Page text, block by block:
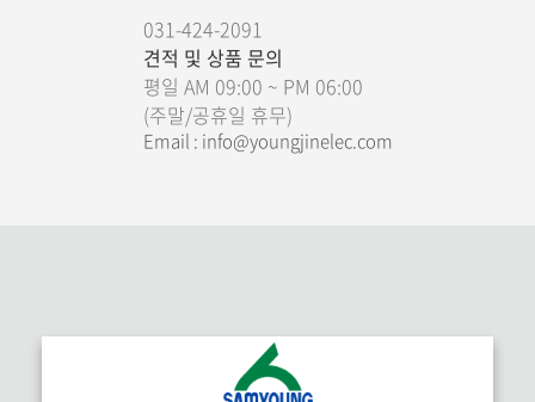
031-424-2091
견적 및 상품 문의
평일 AM 09:00 ~ PM 06:00
(주말/공휴일 휴무)
Email : info@youngjinelec.com